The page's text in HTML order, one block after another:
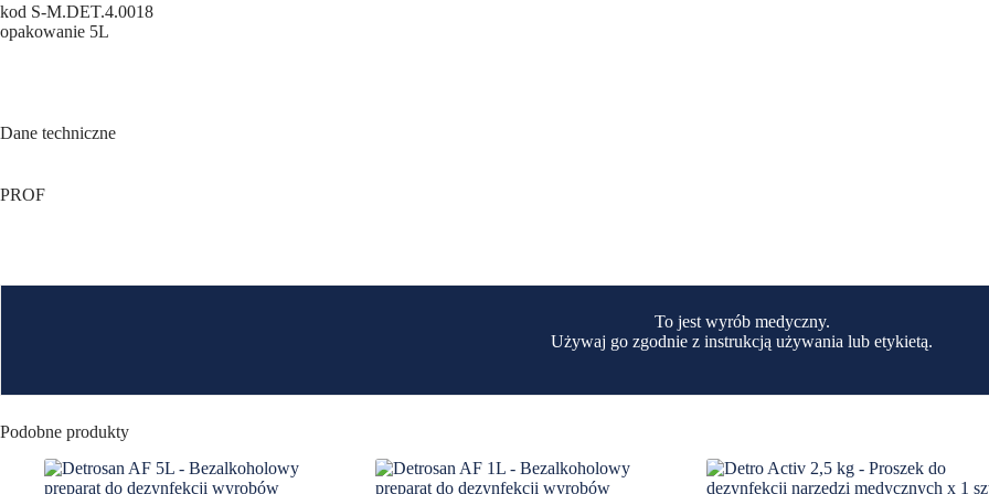
kod S-M.DET.4.0018
opakowanie 5L
Dane techniczne
PROF
To jest wyrób medyczny.
Używaj go zgodnie z instrukcją używania lub etykietą.
Podobne produkty